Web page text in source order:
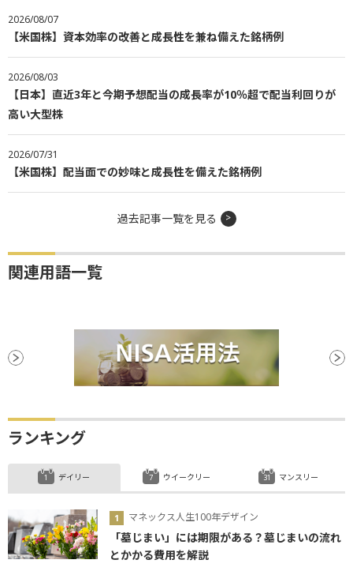
2026/08/07
【米国株】資本効率の改善と成長性を兼ね備えた銘柄例
2026/08/03
【日本】直近3年と今期予想配当の成長率が10％超で配当利回りが
高い大型株
2026/07/31
【米国株】配当面での妙味と成長性を備えた銘柄例
過去記事一覧を見る
関連用語一覧
ランキング
デイリー
マネックス人生100年デザイン
「墓じまい」には期限がある？墓じまいの流れ
とかかる費用を解説
ウイークリー マンスリー